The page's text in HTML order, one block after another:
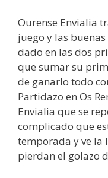
Ourense Envialia
juego y las
dado en las dos
que sumar su
de ganarlo todo
Partidazo en Os
Envialia que se
complicado que
temporada y ve la
pierdan el golazo